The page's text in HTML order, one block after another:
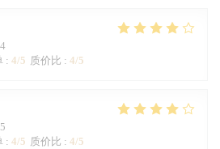
: 4/5 质价比 : 4/5
: 4/5 质价比 : 4/5